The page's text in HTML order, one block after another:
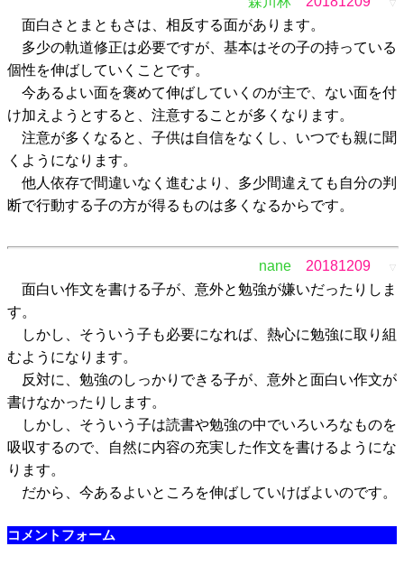
▽
面白さとまともさは、相反する面があります。
多少の軌道修正は必要ですが、基本はその子の持っている
個性を伸ばしていくことです。
今あるよい面を褒めて伸ばしていくのが主で、ない面を付
け加えようとすると、注意することが多くなります。
注意が多くなると、子供は自信をなくし、いつでも親に聞
くようになります。
他人依存で間違いなく進むより、多少間違えても自分の判
断で行動する子の方が得るものは多くなるからです。
nane 20181209 ▽
面白い作文を書ける子が、意外と勉強が嫌いだったりしま
す。
しかし、そういう子も必要になれば、熱心に勉強に取り組
むようになります。
反対に、勉強のしっかりできる子が、意外と面白い作文が
書けなかったりします。
しかし、そういう子は読書や勉強の中でいろいろなものを
吸収するので、自然に内容の充実した作文を書けるようにな
ります。
だから、今あるよいところを伸ばしていけばよいのです。
コメントフォーム